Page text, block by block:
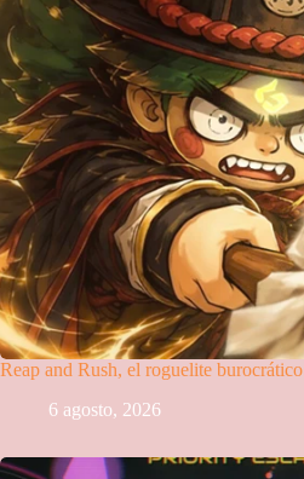
Reap and Rush, el roguelite burocrático
6 agosto, 2026